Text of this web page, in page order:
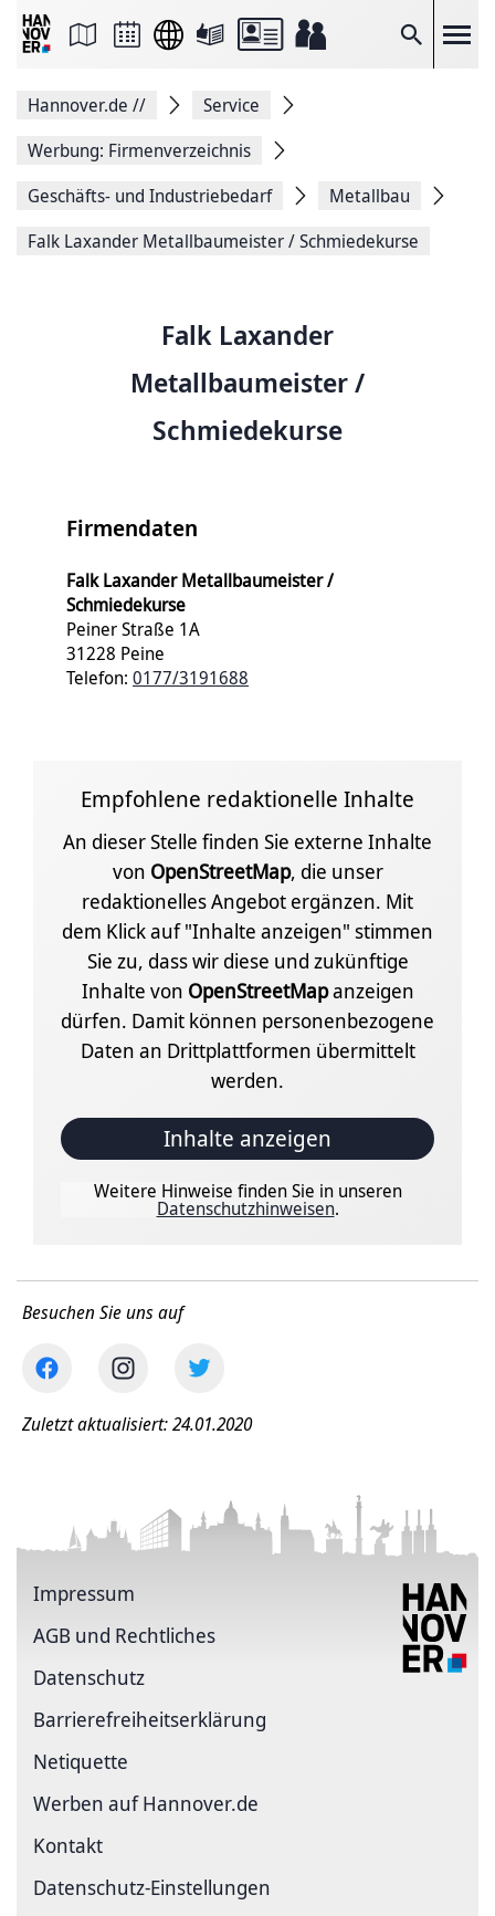
Suche
Seite
Facebook
teilen
Seitenlink
Seite
Hannover.de //
Service
Werbung: Firmenverzeichnis
Geschäfts- und Industriebedarf
Metallbau
Falk Laxander Metallbaumeister / Schmiedekurse
Falk Laxander
Metallbaumeister /
Schmiedekurse
Firmendaten
Falk Laxander Metallbaumeister /
Schmiedekurse
Peiner Straße 1A
31228 Peine
Telefon: 0177/3191688
Empfohlene redaktionelle Inhalte
An dieser Stelle finden Sie externe Inhalte
von OpenStreetMap, die unser
redaktionelles Angebot ergänzen. Mit
dem Klick auf "Inhalte anzeigen" stimmen
Sie zu, dass wir diese und zukünftige
Inhalte von OpenStreetMapanzeigen
dürfen. Damit können personenbezogene
Daten an Drittplattformen übermittelt
werden.
Inhalte anzeigen
Weitere Hinweise finden Sie in unseren
Datenschutzhinweisen.
Besuchen Sie uns auf
Zuletzt aktualisiert: 24.01.2020
Impressum
AGB und Rechtliches
Datenschutz
Barriere­freiheits­erklärung
Netiquette
Werben auf Hannover.de
Kontakt
Datenschutz-Einstellungen